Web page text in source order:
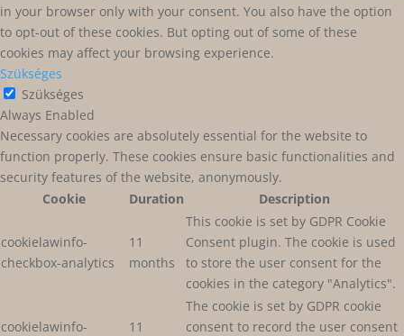
in your browser only with your consent. You also have the option
to opt-out of these cookies. But opting out of some of these
cookies may affect your browsing experience.
Szükséges
Szükséges
Always Enabled
Necessary cookies are absolutely essential for the website to
function properly. These cookies ensure basic functionalities and
security features of the website, anonymously.
Cookie
Duration Description
cookielawinfo-
checkbox-analytics
11
months
This cookie is set by GDPR Cookie
Consent plugin. The cookie is used
to store the user consent for the
cookies in the category "Analytics".
cookielawinfo-
11
The cookie is set by GDPR cookie
consent to record the user consent